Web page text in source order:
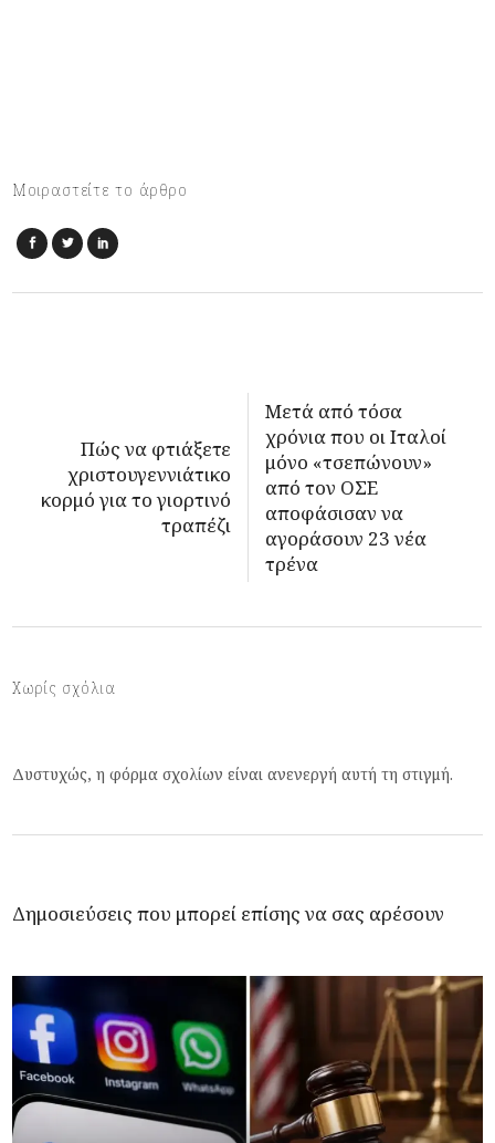
Μοιραστείτε το άρθρο
Πώς να φτιάξετε
χριστουγεννιάτικο
κορμό για το γιορτινό
τραπέζι
Mετά από τόσα
χρόνια που οι Ιταλοί
μόνο «τσεπώνουν»
από τον ΟΣΕ
αποφάσισαν να
αγοράσουν 23 νέα
τρένα
Χωρίς σχόλια
Δυστυχώς, η φόρμα σχολίων είναι ανενεργή αυτή τη στιγμή.
Δημοσιεύσεις που μπορεί επίσης να σας αρέσουν